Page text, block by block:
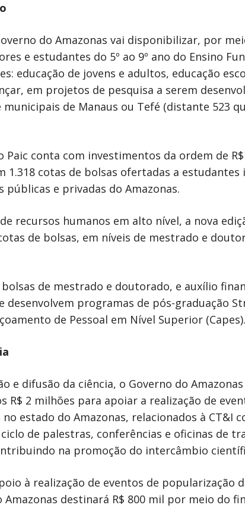
do Amazonas vai disponibilizar, por
e estudantes do 5º ao 9º ano do Ensino
educação de jovens e adultos, educação
em projetos de pesquisa a serem
municipais de Manaus ou Tefé (distante 523
Paic conta com investimentos da ordem de
1.318 cotas de bolsas ofertadas a
e privadas do Amazonas.
recursos humanos em alto nível, a nova
de bolsas, em níveis de mestrado e
de mestrado e doutorado, e auxílio
desenvolvem programas de pós-graduação
de Pessoal em Nível Superior (Capes).
e difusão da ciência, o Governo do
R$ 2 milhões para apoiar a realização de
estado do Amazonas, relacionados à CT&I
de palestras, conferências e oficinas de
na promoção do intercâmbio
à realização de eventos de
Amazonas destinará R$ 800 mil por meio do